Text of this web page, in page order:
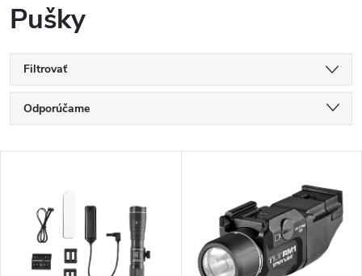
Pušky
Filtrovať
R
a
Odporúčame
Najpredávanejšie
Abecedne